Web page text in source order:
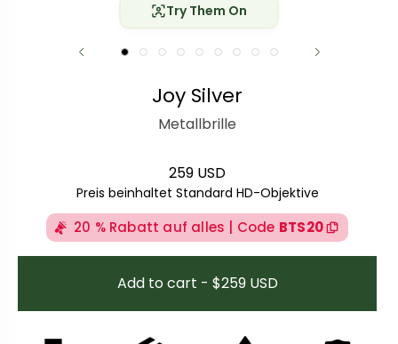
Try Them On
Joy Silver
Metallbrille
Regulärer Preis
259 USD
Preis beinhaltet Standard HD-Objektive
20 % Rabatt auf alles | Code BTS20
Add to cart - $259 USD